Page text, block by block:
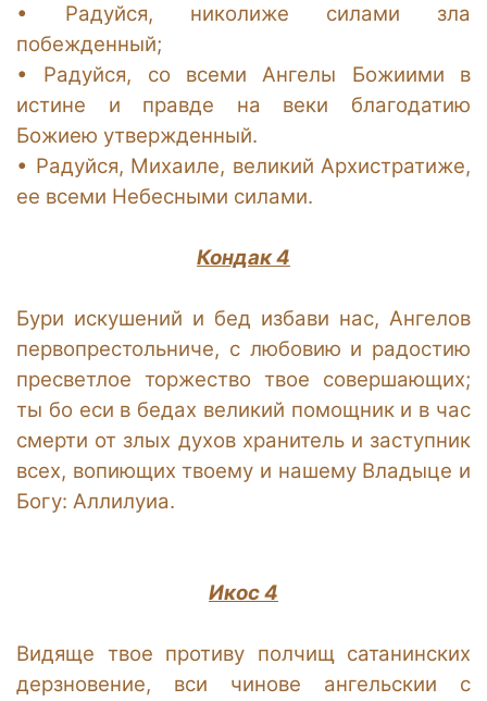
•
Радуйся, николиже силами зла
побежденный;
•
Радуйся, со всеми Ангелы Божиими в
истине и правде на веки благодатию
Божиею утвержденный.
• Радуйся, Михаиле, великий Архистратиже,
ее всеми Небесными силами.
Кондак 4
Бури искушений и бед избави нас, Ангелов
первопрестольниче, с любовию и радостию
пресветлое торжество твое совершающих;
ты бо еси в бедах великий помощник и в час
смерти от злых духов хранитель и заступник
всех, вопиющих твоему и нашему Владыце и
Богу: Аллилуиа.
Икос 4
Видяще твое противу полчищ сатанинских
дерзновение, вси чинове ангельскии с